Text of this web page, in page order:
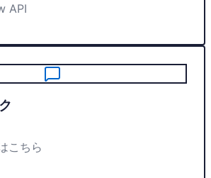
API
こちら